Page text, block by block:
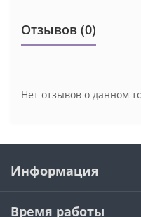
Отзывов (0)
Нет отзывов о данном
Информация
Время работы